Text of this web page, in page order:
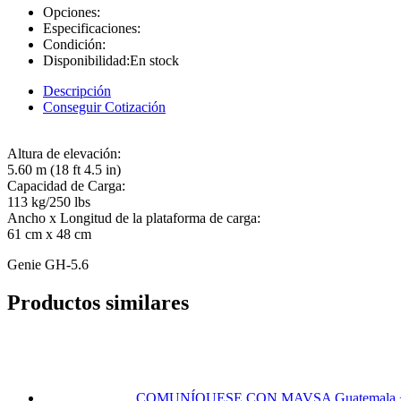
Opciones:
Especificaciones:
Condición:
Disponibilidad:En stock
Descripción
Conseguir Cotización
Altura de elevación:
5.60 m (18 ft 4.5 in)
Capacidad de Carga:
113 kg/250 lbs
Ancho x Longitud de la plataforma de carga:
61 cm x 48 cm
Genie GH-5.6
Productos similares
COMUNÍQUESE CON MAVSA